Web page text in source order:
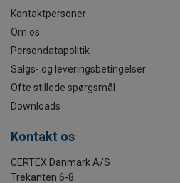
Kontaktpersoner
Om os
Persondatapolitik
Salgs- og leveringsbetingelser
Ofte stillede spørgsmål
Downloads
Kontakt os
CERTEX Danmark A/S
Trekanten 6-8